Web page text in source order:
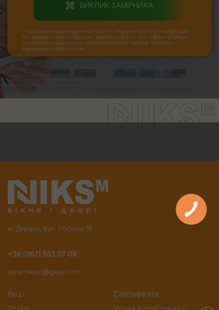
ВИКЛИК ЗАМІРНИКА
*Персональні дані наших клієнтів (ім'я, телефон) суворо конфіденційні.
Ми використовуємо Ваші дані виключно для зв'язку з Вами в процесі
оформлення замовлення. Наша компанія не передає особисту
інформацію третім особам
вікна і двері
м. Дніпро, вул. Робоча 18
+38 (067) 553 07 08
okna.niksm@gmail.com
Акції
Сертифікати